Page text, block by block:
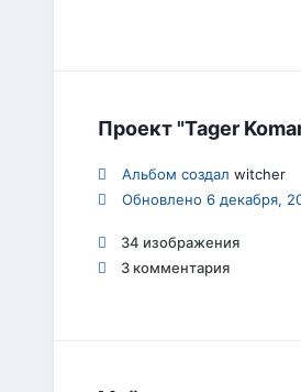
Проект "Tager
Альбом создал witcher
Обновлено 6 декабря,
34 изображения
3 комментария